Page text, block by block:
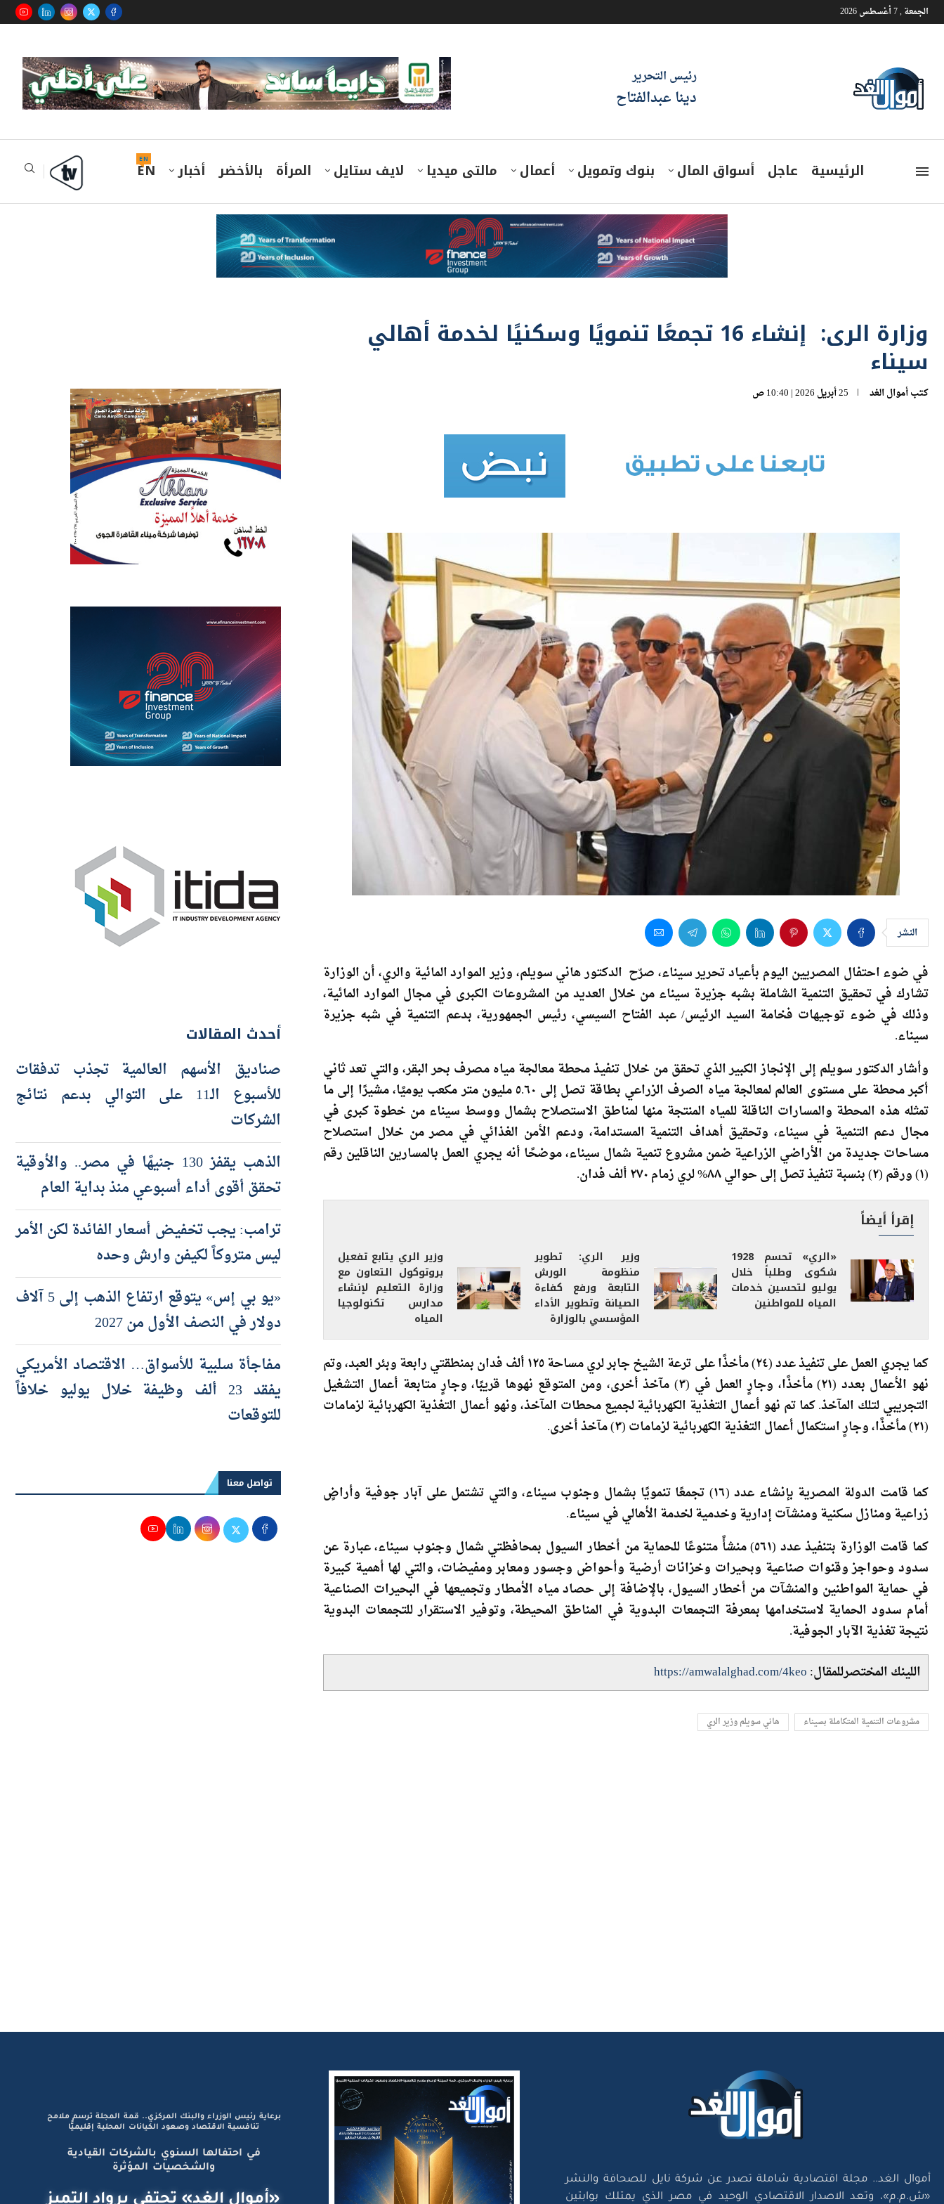
الجمعة , 7 أغسطس 2026
رئيس التحرير
دينا عبدالفتاح
EN
EN
وزارة الرى: إنشاء 16 تجمعًا تنمويًا وسكنيًا لخدمة أهالي
سيناء
كتبأموال الغد
في ضوء احتفال المصريين اليوم بأعياد تحرير سيناء، صرّح الدكتور هاني سويلم، وزير الموارد المائية والري، أن الوزارة
تشارك في تحقيق التنمية الشاملة بشبه جزيرة سيناء من خلال العديد من المشروعات الكبرى في مجال الموارد المائية،
وذلك في ضوء توجيهات فخامة السيد الرئيس/ عبد الفتاح السيسي، رئيس الجمهورية، بدعم التنمية في شبه جزيرة
سيناء.
وأشار الدكتور سويلم إلى الإنجاز الكبير الذي تحقق من خلال تنفيذ محطة معالجة مياه مصرف بحر البقر، والتي تعد ثاني
أكبر محطة على مستوى العالم لمعالجة مياه الصرف الزراعي بطاقة تصل إلى ٥.٦٠ مليون متر مكعب يوميًا، مشيرًا إلى ما
تمثله هذه المحطة والمسارات الناقلة للمياه المنتجة منها لمناطق الاستصلاح بشمال ووسط سيناء من خطوة كبرى في
مجال دعم التنمية في سيناء، وتحقيق أهداف التنمية المستدامة، ودعم الأمن الغذائي في مصر من خلال استصلاح
مساحات جديدة من الأراضي الزراعية ضمن مشروع تنمية شمال سيناء، موضحًا أنه يجري العمل بالمسارين الناقلين رقم
(١) ورقم (٢) بنسبة تنفيذ تصل إلى حوالي ٨٨% لري زمام ٢٧٠ ألف فدان.
إقرأ أيضاً
شكوى وطلباً خلال
يوليو لتحسين خدمات
المياه للمواطنين
منظومة الورش
التابعة ورفع كفاءة
الصيانة وتطوير الأداء
المؤسسي بالوزارة
بروتوكول التعاون مع
وزارة التعليم لإنشاء
مدارس تكنولوجيا
المياه
كما يجري العمل على تنفيذ عدد (٢٤) مأخذًا على ترعة الشيخ جابر لري مساحة ١٢٥ ألف فدان بمنطقتي رابعة وبئر العبد، وتم
نهو الأعمال بعدد (٢١) مأخذًا، وجارٍ العمل في (٣) مآخذ أخرى، ومن المتوقع نهوها قريبًا، وجارٍ متابعة أعمال التشغيل
التجريبي لتلك المآخذ. كما تم نهو أعمال التغذية الكهربائية لجميع محطات المآخذ، ونهو أعمال التغذية الكهربائية لزمامات
(٢١) مأخذًا، وجارٍ استكمال أعمال التغذية الكهربائية لزمامات (٣) مآخذ أخرى.
زراعية ومنازل سكنية ومنشآت إدارية وخدمية لخدمة الأهالي في سيناء.
كما قامت الوزارة بتنفيذ عدد (٥٦١) منشأً متنوعًا للحماية من أخطار السيول بمحافظتي شمال وجنوب سيناء، عبارة عن
سدود وحواجز وقنوات صناعية وبحيرات وخزانات أرضية وأحواض وجسور ومعابر ومفيضات، والتي لها أهمية كبيرة
في حماية المواطنين والمنشآت من أخطار السيول، بالإضافة إلى حصاد مياه الأمطار وتجميعها في البحيرات الصناعية
أمام سدود الحماية لاستخدامها بمعرفة التجمعات البدوية في المناطق المحيطة، وتوفير الاستقرار للتجمعات البدوية
نتيجة تغذية الآبار الجوفية.
اللينك المختصرللمقال:https://amwalalghad.com/4keo
للأسبوع الـ11 على التوالي بدعم نتائج
الشركات
الذهب يقفز 130 جنيهًا في مصر.. والأوقية
تحقق أقوى أداء أسبوعي منذ بداية العام
ترامب: يجب تخفيض أسعار الفائدة لكن الأمر
ليس متروكاً لكيفن وارش وحده
«يو بي إس» يتوقع ارتفاع الذهب إلى 5 آلاف
دولار في النصف الأول من 2027
مفاجأة سلبية للأسواق… الاقتصاد الأمريكي
يفقد 23 ألف وظيفة خلال يوليو خلافاً
للتوقعات
«ش.م.م»، وتعد الاصدار الاقتصادي الوحيد في مصر الذي يمتلك بوابتين
إخباريتين باللغتين العربية والإنجليزية على شبكة الإنترنت؛ لتقديم خدمات
في احتفالها السنوي بالشركات القيادية
والشخصيات المؤثرة